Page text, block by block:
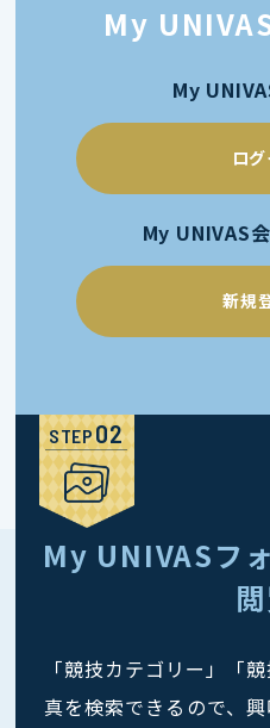
My
My
ロ
My UNIVAS
新規
STEP
My UNIVASフ
「競技カテゴリー」「
真を検索できるので、